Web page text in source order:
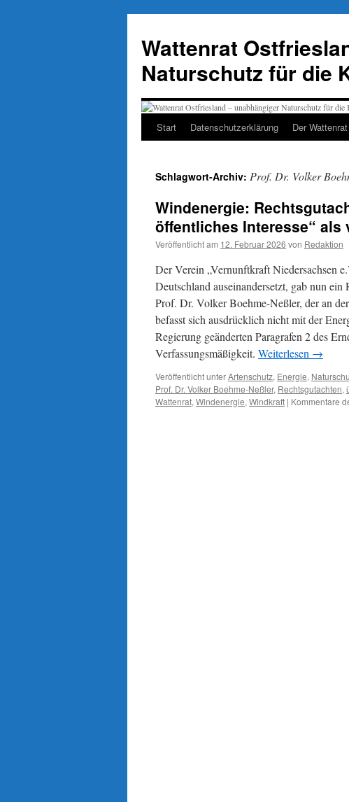
springen
Wattenrat
Naturschutz für die
Start Datenschutzerklärung Der Wattenrat
Schlagwort-Archiv: Prof. Dr. Volker
Windenergie:
öffentliches Interesse“
Veröffentlicht am 12. Februar 2026 von Redaktion
Der Verein „Vernunftkraft Niedersachsen
Deutschland auseinandersetzt, gab nun
Prof. Dr. Volker Boehme-Neßler, der an
befasst sich ausdrücklich nicht mit der
Regierung geänderten Paragrafen 2 des
Verfassungsmäßigkeit. Weiterlesen →
Veröffentlicht unterArtenschutz, Energie,
Prof. Dr. Volker Boehme-Neßler, Rechtsgutachten,
Wattenrat, Windenergie, Windkraft | Kommentare